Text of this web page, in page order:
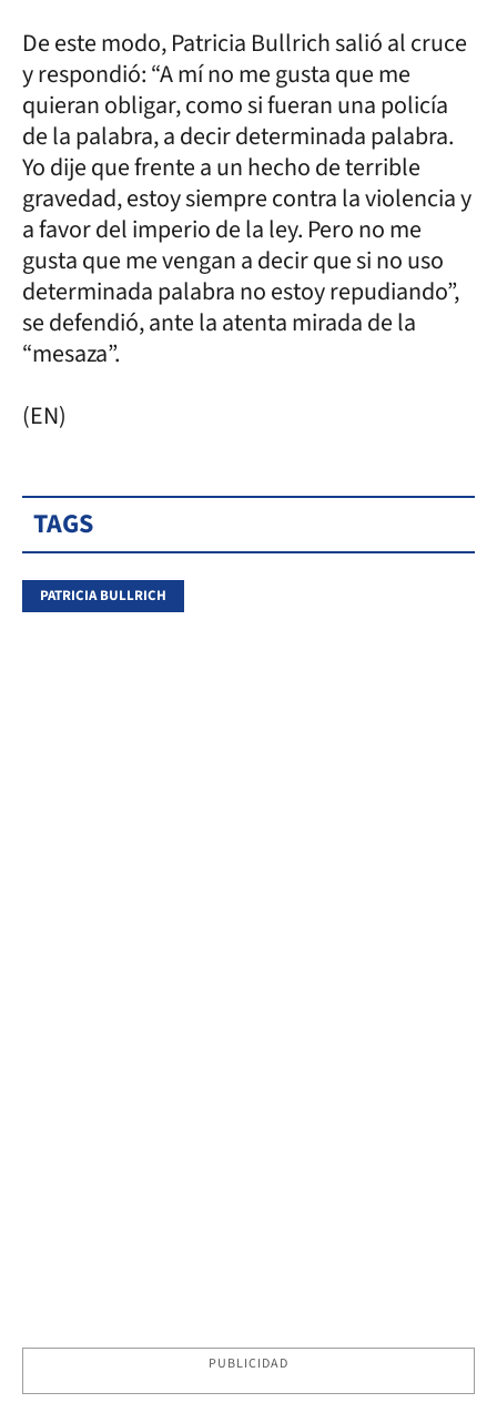
De este modo, Patricia Bullrich salió al cruce
y respondió: “A mí no me gusta que me
quieran obligar, como si fueran una policía
de la palabra, a decir determinada palabra.
Yo dije que frente a un hecho de terrible
gravedad, estoy siempre contra la violencia y
a favor del imperio de la ley. Pero no me
gusta que me vengan a decir que si no uso
determinada palabra no estoy repudiando”,
se defendió, ante la atenta mirada de la
“mesaza”.
(EN)
TAGS
PATRICIA BULLRICH
PUBLICIDAD